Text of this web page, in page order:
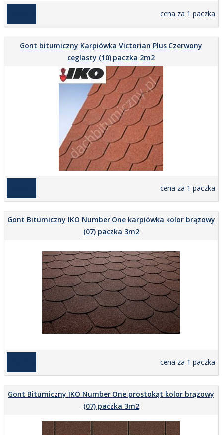
cena za 1 paczka
Gont bitumiczny Karpiówka Victorian Plus Czerwony
ceglasty (10) paczka 2m2
cena za 1 paczka
Gont Bitumiczny IKO Number One karpiówka kolor brązowy
(07) paczka 3m2
cena za 1 paczka
Gont Bitumiczny IKO Number One prostokąt kolor brązowy
(07) paczka 3m2